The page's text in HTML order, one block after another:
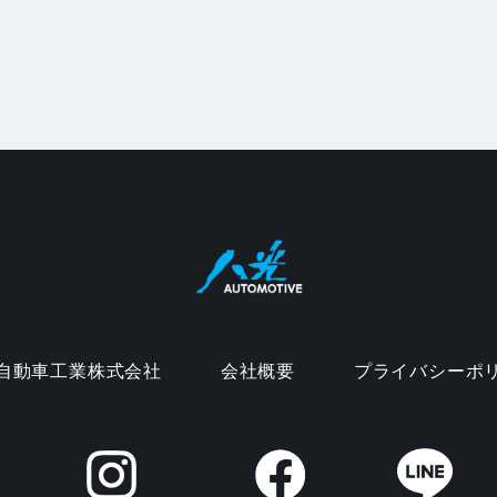
動車工業株式会社 会社概要 プライバシーポ